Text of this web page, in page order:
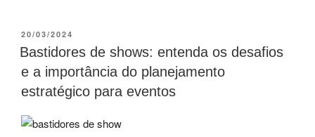
20/03/2024
Bastidores de shows: entenda os desafios
e a importância do planejamento
estratégico para eventos